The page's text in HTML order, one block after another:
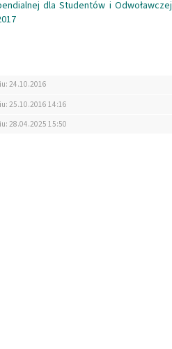
dla Studentów i Odwoławczej
24.10.2016
25.10.2016 14:16
28.04.2025 15:50